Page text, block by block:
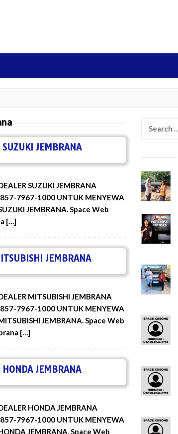
SUZUKI JEMBRANA
SUZUKI JEMBRANA
7967-1000 UNTUK MENYEWA
JEMBRANA. Space Web
[…]
JEMBRANA
MITSUBISHI JEMBRANA
7967-1000 UNTUK MENYEWA
JEMBRANA. Space Web
[…]
HONDA JEMBRANA
HONDA JEMBRANA
7967-1000 UNTUK MENYEWA
JEMBRANA. Space Web